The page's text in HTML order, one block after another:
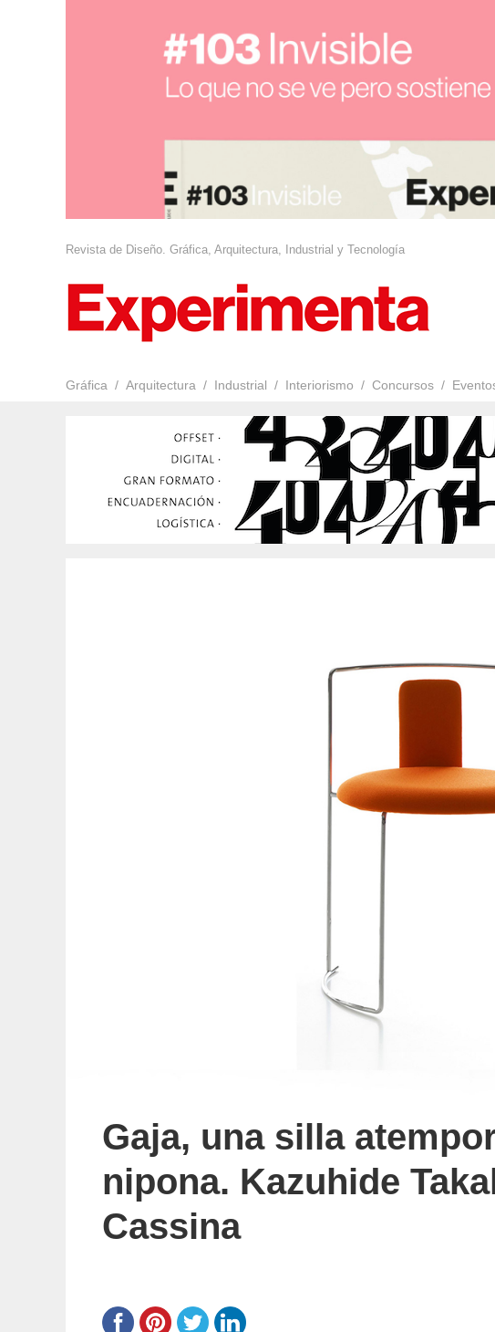
Revista de Diseño. Gráfica, Arquitectura, Industrial y Tecnología
Gráfica Arquitectura Industrial Interiorismo Concursos
Gaja, una silla
nipona. Kazuhide
Cassina